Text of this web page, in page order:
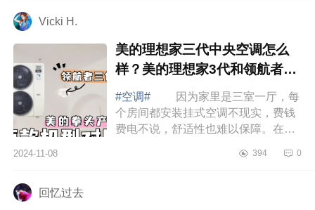
Vicki H.
美的理想家三代中央空调怎么
样？美的理想家3代和领航者3
代哪个好
#空调#
因为家里是三室一厅，每
个房间都安装挂式空调不现实，费钱
费电不说，舒适性也难以保障。在众
的智慧空气管家中央空调，下面小编
2024-11-08 394 0
回忆过去